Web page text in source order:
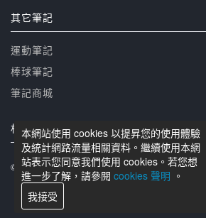
本網站使用 cookies 以提昇您的使用體驗
及統計網路流量相關資料。繼續使用本網
站表示您同意我們使用 cookies。若您想
進一步了解，請參閱 cookies 聲明 。
我接受
其它筆記
運動筆記
棒球筆記
筆記商城
相關網站
© 籃球筆記 版權所有